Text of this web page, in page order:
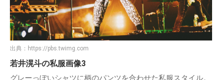
出典： https://pbs.twimg.com
若井滉斗の私服画像3